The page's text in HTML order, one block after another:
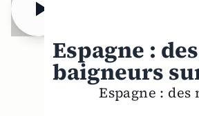
Espagne :
baigneurs
Espagne :